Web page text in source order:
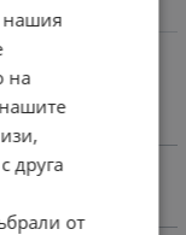
нашия
на
друга
от